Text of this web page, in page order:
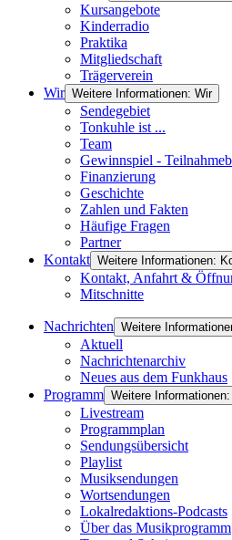
Kursangebote
Kinderradio
Praktika
Mitgliedschaft
Trägerverein
Wir Weitere Informationen: Wir
Sendegebiet
Tonkuhle ist ...
Team
Gewinnspiel -
Finanzierung
Geschichte
Zahlen und Fakten
Häufige Fragen
Partner
Kontakt Weitere Informationen:
Kontakt, Anfahrt &
Mitschnitte
Nachrichten Weitere
Aktuell
Nachrichtenarchiv
Neues aus dem Funkhaus
Programm Weitere
Livestream
Programmplan
Sendungsübersicht
Playlist
Musiksendungen
Wortsendungen
Lokalredaktions-Podcasts
Über das Musikprogramm